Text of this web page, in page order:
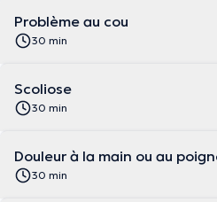
Problème au cou
30 min
Scoliose
30 min
Douleur à la main ou au
30 min